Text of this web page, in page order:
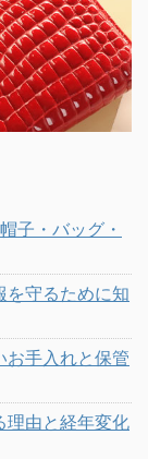
子・バッグ・
を守るために知
お手入れと保管
理由と経年変化